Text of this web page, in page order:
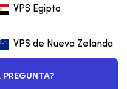
VPS Egipto
VPS de Nueva Zelanda
PREGUNTA?